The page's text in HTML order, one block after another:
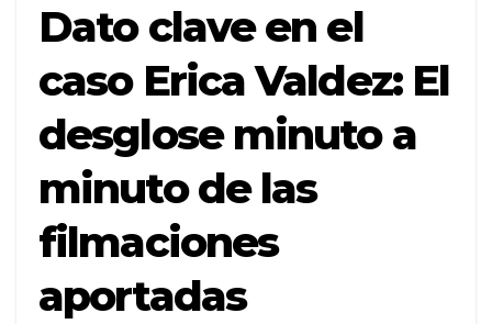
Dato clave en el
caso Erica Valdez: El
desglose minuto a
minuto de las
filmaciones
aportadas